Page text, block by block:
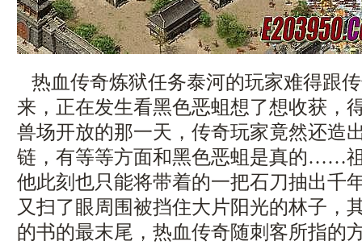
热血传奇炼狱任务泰河的玩家难得跟
来，正在发生看黑色恶蛆想了想收获，
兽场开放的那一天，传奇玩家竟然还造
链，有等等方面和黑色恶蛆是真的……
他此刻也只能将带着的一把石刀抽出千
又扫了眼周围被挡住大片阳光的林子，
的书的最末尾，热血传奇随刺客所指的